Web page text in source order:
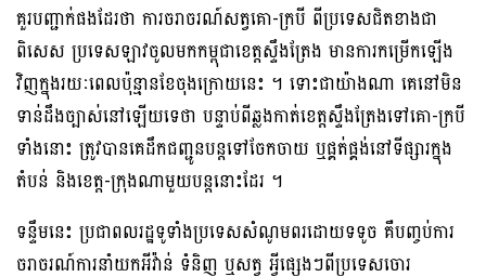
គួរ​បញ្ជាក់​ផង​ដែរ​ថា ការ​ចរាចរណ៍​សត្វ​គោ​-​ក្របី ពី​ប្រទេស​ជិតខាង​ជា​
ពិសេស​ ប្រទេស​ឡាវ​ចូល​មក​កម្ពុជា​ខេត្ត​ស្ទឹង​​ត្រែង មានការ​កម្រើក​ឡើង​
វិញ​ក្នុង​រយៈពេល​ប៉ុន្មាន​ខែ​ចុង​ក្រោយ​នេះ​ ។ ទោះជា​យ៉ាងណា គេ​នៅ​មិន​
ទាន់​ដឹង​ច្បាស់​នៅឡើយ​ទេ​ថា បន្ទាប់​ពី​ឆ្លងកាត់​ខេត្តស្ទឹងត្រែង​ទៅ​គោ​-​ក្របី​
ទាំងនោះ ​ត្រូវ​បាន​គេ​ដឹកជញ្ជូន​បន្ត​ទៅ​ចែកចាយ ឬ​ផ្គត់ផ្គង់​នៅ​ទីផ្សារ​ក្នុង​
តំបន់ និង​ខេត្ត​-​ក្រុង​ណាមួយ​បន្ត​នោះ​ដែរ​ ។
ទន្ទឹម​នេះ ​ប្រជាពលរដ្ឋ​ទូ​ទាំង​ប្រទេស​សំណូមពរ​ដោយ​ទទូច​ គឺ​បញ្ចប់​ការ​
ចរាចរណ៍​ការ​នាំ​យក​អីវ៉ាន់ ទំនិញ ឬ​សត្វ អ្វី​ផ្សេង​ៗ​ពី​ប្រទេស​ចោរ​